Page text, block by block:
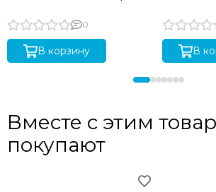
0
В корзину В
Вместе с этим
покупают